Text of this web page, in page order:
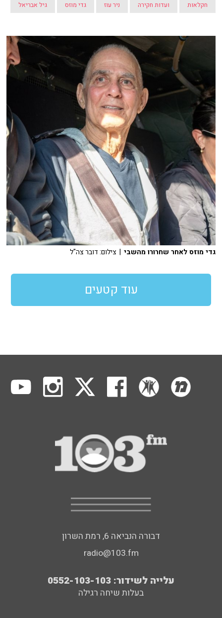
חקלאות ועדות חקירה ניר עוז גדי מוזס גיל אבריאל
גדי מוזס לאחר שחרורו מהשבי | צילום: דובר צה"ל
עוד קטעים
דבורה הנביאה 6, רמת השרון
radio@103.fm
עלייה לשידור: 0552-103-103
בעלות שיחה רגילה